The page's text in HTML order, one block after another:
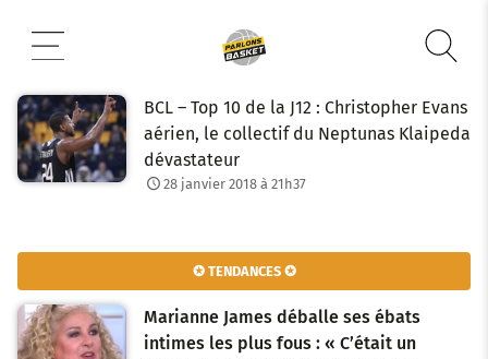
contenu
BCL – Top 10 de la J12 : Christopher Evans
aérien, le collectif du Neptunas Klaipeda
dévastateur
28 janvier 2018 à 21h37
✪ TENDANCES ✪
Marianne James déballe ses ébats
intimes les plus fous : « C’était un